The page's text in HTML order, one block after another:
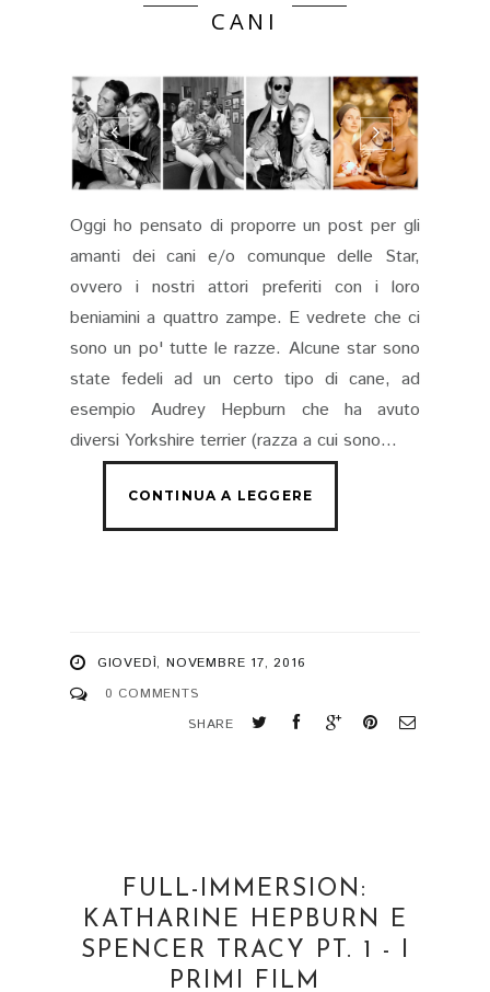
CANI
Oggi ho pensato di proporre un post per gli
amanti dei cani e/o comunque delle Star,
ovvero i nostri attori preferiti con i loro
beniamini a quattro zampe. E vedrete che ci
sono un po' tutte le razze. Alcune star sono
state fedeli ad un certo tipo di cane, ad
esempio Audrey Hepburn che ha avuto
diversi Yorkshire terrier (razza a cui sono...
GIOVEDÌ, NOVEMBRE 17, 2016
0 COMMENTS
SHARE
FULL-IMMERSION:
KATHARINE HEPBURN E
SPENCER TRACY PT. 1 - I
PRIMI FILM